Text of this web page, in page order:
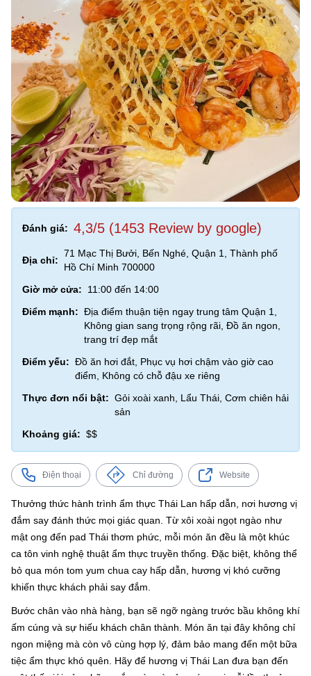
Đánh giá: 4,3/5 (1453 Review by google)
Địa chỉ:
71 Mạc Thị Bưởi, Bến Nghé, Quận 1, Thành phố
Hồ Chí Minh 700000
Giờ mở cửa:
11:00 đến 14:00
Điểm mạnh: Địa điểm thuận tiện ngay trung tâm Quận 1,
Không gian sang trọng rộng rãi, Đồ ăn ngon,
trang trí đẹp mắt
Điểm yếu: Đồ ăn hơi đắt, Phục vụ hơi chậm vào giờ cao
điểm, Không có chỗ đậu xe riêng
Thực đơn nổi bật: Gỏi xoài xanh, Lẩu Thái, Cơm chiên hải
sản
Khoảng giá: $$
Điện thoại Chỉ đường Website
Thưởng thức hành trình ẩm thực Thái Lan hấp dẫn, nơi hương vị
đắm say đánh thức mọi giác quan. Từ xôi xoài ngọt ngào như
mật ong đến pad Thái thơm phức, mỗi món ăn đều là một khúc
ca tôn vinh nghệ thuật ẩm thực truyền thống. Đặc biệt, không thể
bỏ qua món tom yum chua cay hấp dẫn, hương vị khó cưỡng
khiến thực khách phải say đắm.
Bước chân vào nhà hàng, bạn sẽ ngỡ ngàng trước bầu không khí
ấm cúng và sự hiếu khách chân thành. Món ăn tại đây không chỉ
ngon miệng mà còn vô cùng hợp lý, đảm bảo mang đến một bữa
tiệc ẩm thực khó quên. Hãy để hương vị Thái Lan đưa bạn đến